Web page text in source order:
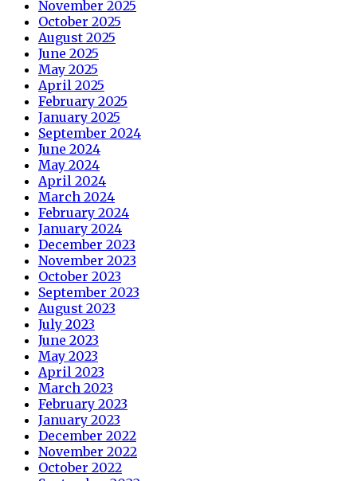
November 2025
October 2025
August 2025
June 2025
May 2025
April 2025
February 2025
January 2025
September 2024
June 2024
May 2024
April 2024
March 2024
February 2024
January 2024
December 2023
November 2023
October 2023
September 2023
August 2023
July 2023
June 2023
May 2023
April 2023
March 2023
February 2023
January 2023
December 2022
November 2022
October 2022